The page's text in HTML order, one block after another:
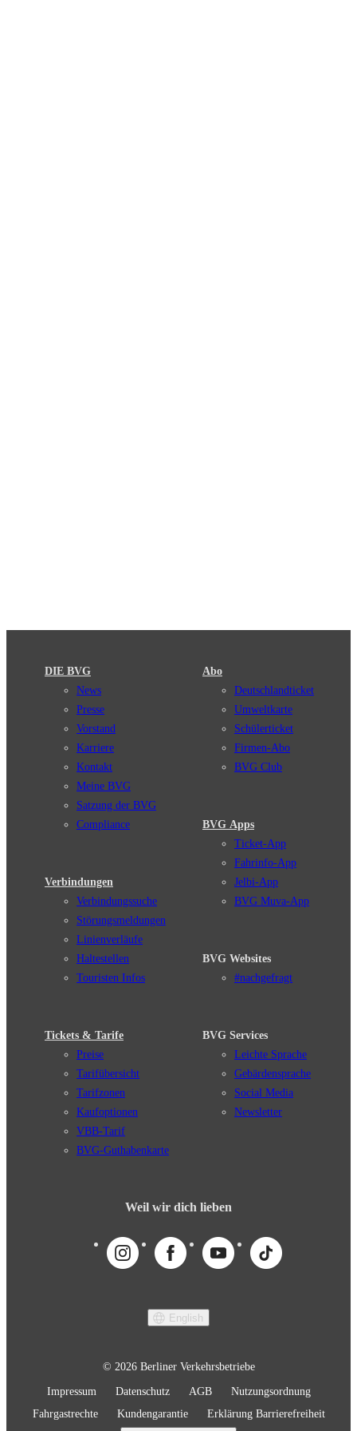
DIE BVG
News
Presse
Vorstand
Karriere
Kontakt
Meine BVG
Satzung der BVG
Compliance
Verbindungen
Verbindungssuche
Störungsmeldungen
Linienverläufe
Haltestellen
Touristen Infos
Tickets & Tarife
Preise
Tarifübersicht
Tarifzonen
Kaufoptionen
VBB-Tarif
BVG-Guthabenkarte
Abo
Deutschlandticket
Umweltkarte
Schülerticket
Firmen-Abo
BVG Club
BVG Apps
Ticket-App
Fahrinfo-App
Jelbi-App
BVG Muva-App
BVG Websites
#nachgefragt
BVG Services
Leichte Sprache
Gebärdensprache
Social Media
Newsletter
Weil wir dich lieben
English
© 2026 Berliner Verkehrsbetriebe
Impressum Datenschutz AGB
Nutzungsordnung
Fahrgastrechte
Kundengarantie Erklärung Barrierefreiheit